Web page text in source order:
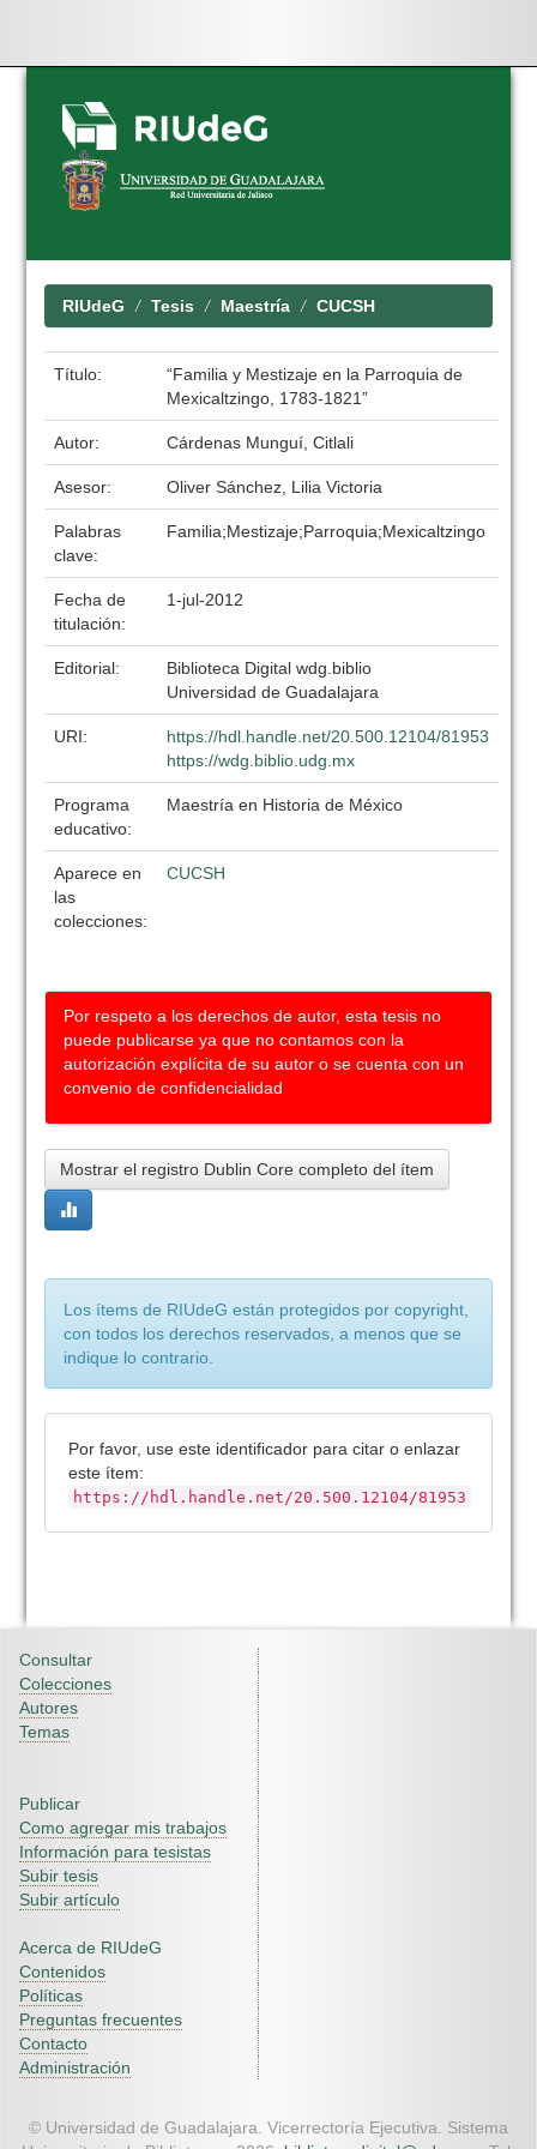
Skip
navigation
RIUdeG Tesis Maestría CUCSH
Título:
“Familia y Mestizaje en la Parroquia de
Mexicaltzingo, 1783-1821”
Autor: Cárdenas Munguí, Citlali
Asesor: Oliver Sánchez, Lilia Victoria
Palabras
clave:
Familia;Mestizaje;Parroquia;Mexicaltzingo
Fecha de
titulación:
1-jul-2012
Editorial:
Biblioteca Digital wdg.biblio
Universidad de Guadalajara
URI:
https://hdl.handle.net/20.500.12104/81953
https://wdg.biblio.udg.mx
Programa
educativo:
Maestría en Historia de México
Aparece en
las
colecciones:
CUCSH
Por respeto a los derechos de autor, esta tesis no
puede publicarse ya que no contamos con la
autorización explícita de su autor o se cuenta con un
convenio de confidencialidad
Mostrar el registro Dublin Core completo del ítem
Los ítems de RIUdeG están protegidos por copyright,
con todos los derechos reservados, a menos que se
indique lo contrario.
Por favor, use este identificador para citar o enlazar
este ítem:
https://hdl.handle.net/20.500.12104/81953
Consultar
Colecciones
Autores
Temas
Publicar
Como agregar mis trabajos
Información para tesistas
Subir tesis
Subir artículo
Acerca de RIUdeG
Contenidos
Políticas
Preguntas frecuentes
Contacto
Administración
© Universidad de Guadalajara. Vicerrectoría Ejecutiva. Sistema